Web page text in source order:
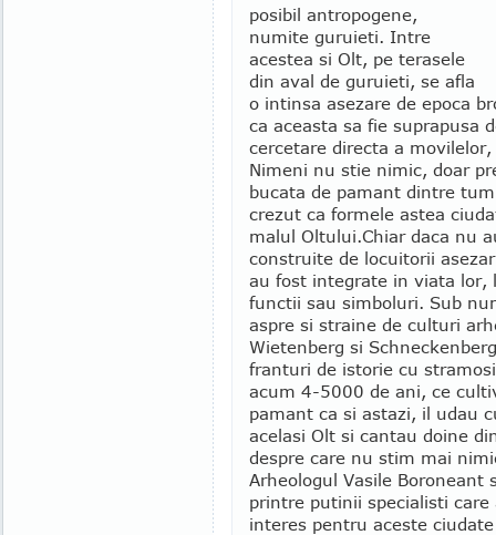
posibil antropogene,
numite guruieti. Intre
acestea si Olt, pe terasele
din aval de guruieti, se afla
o intinsa asezare de epoca
ca aceasta sa fie suprapusa
cercetare directa a
Nimeni nu stie nimic, doar
bucata de pamant dintre
crezut ca formele astea
malul Oltului.Chiar daca nu
construite de locuitorii
au fost integrate in viata lor,
functii sau simboluri. Sub
aspre si straine de culturi
Wietenberg si
franturi de istorie cu
acum 4-5000 de ani, ce
pamant ca si astazi, il udau
acelasi Olt si cantau doine
despre care nu stim mai
Arheologul Vasile Boroneant
printre putinii specialisti
interes pentru aceste